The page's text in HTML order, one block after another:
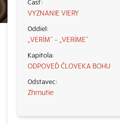
VYZNANIE VIERY
„VERÍM“ – „VERÍME“
ODPOVEĎ ČLOVEKA BOHU
Zhrnutie